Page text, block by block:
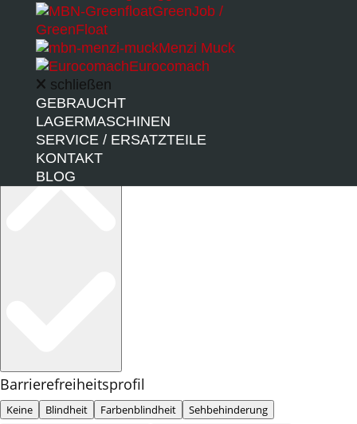
Barrierefreiheitsprofile
Barrierefreiheitsprofil
Keine Blindheit Farbenblindheit
Sehbehinderung
GreenJob /
GreenFloat
Menzi Muck
Eurocomach
schließen
GEBRAUCHT
LAGERMASCHINEN
SERVICE / ERSATZTEILE
KONTAKT
BLOG